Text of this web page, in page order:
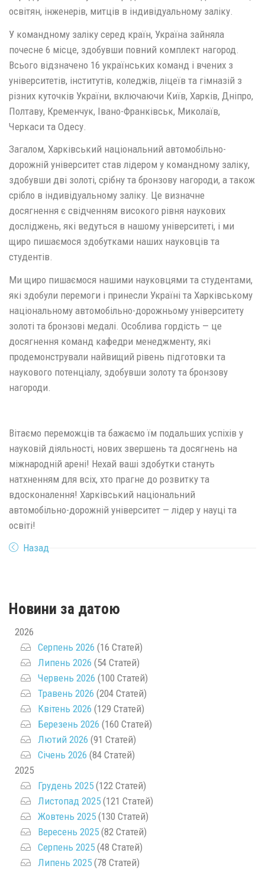
освітян, інженерів, митців в індивідуальному заліку.
У командному заліку серед країн, Україна зайняла
почесне 6 місце, здобувши повний комплект нагород.
Всього відзначено 16 українських команд і вчених з
університетів, інститутів, коледжів, ліцеїв та гімназій з
різних куточків України, включаючи Київ, Харків, Дніпро,
Полтаву, Кременчук, Івано-Франківськ, Миколаїв,
Черкаси та Одесу.
Загалом, Харківський національний автомобільно-
дорожній університет став лідером у командному заліку,
здобувши дві золоті, срібну та бронзову нагороди, а також
срібло в індивідуальному заліку. Це визначне
досягнення є свідченням високого рівня наукових
досліджень, які ведуться в нашому університеті, і ми
щиро пишаємося здобутками наших науковців та
студентів.
Ми щиро пишаємося нашими науковцями та студентами,
які здобули перемоги і принесли Україні та Харківському
національному автомобільно-дорожньому університету
золоті та бронзові медалі. Особлива гордість — це
досягнення команд кафедри менеджменту, які
продемонстрували найвищий рівень підготовки та
наукового потенціалу, здобувши золоту та бронзову
нагороди.
Вітаємо переможців та бажаємо їм подальших успіхів у
науковій діяльності, нових звершень та досягнень на
міжнародній арені! Нехай ваші здобутки стануть
натхненням для всіх, хто прагне до розвитку та
вдосконалення! Харківський національний
автомобільно-дорожній університет — лідер у науці та
освіті!
Назад
Новини за датою
2026
Серпень 2026 (16 Статей)
Липень 2026 (54 Статей)
Червень 2026 (100 Статей)
Травень 2026 (204 Статей)
Квітень 2026 (129 Статей)
Березень 2026 (160 Статей)
Лютий 2026 (91 Статей)
Січень 2026 (84 Статей)
2025
Грудень 2025 (122 Статей)
Листопад 2025 (121 Статей)
Жовтень 2025 (130 Статей)
Вересень 2025 (82 Статей)
Серпень 2025 (48 Статей)
Липень 2025 (78 Статей)